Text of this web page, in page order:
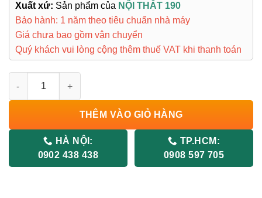
Xuất xứ: Sản phẩm của NỘI THẤT 190
Bảo hành: 1 năm theo tiêu chuẩn nhà máy
Giá chưa bao gồm vận chuyển
Quý khách vui lòng cộng thêm thuế VAT khi thanh toán
THÊM VÀO GIỎ HÀNG
HÀ NỘI:
0902 438 438
TP.HCM:
0908 597 705